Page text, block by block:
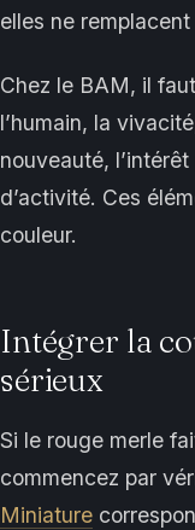
elles ne
Chez le BAM, il
l’humain, la
nouveauté,
d’activité. Ces
couleur.
Intégrer la
sérieux
Si le rouge merle
commencez par
Miniature